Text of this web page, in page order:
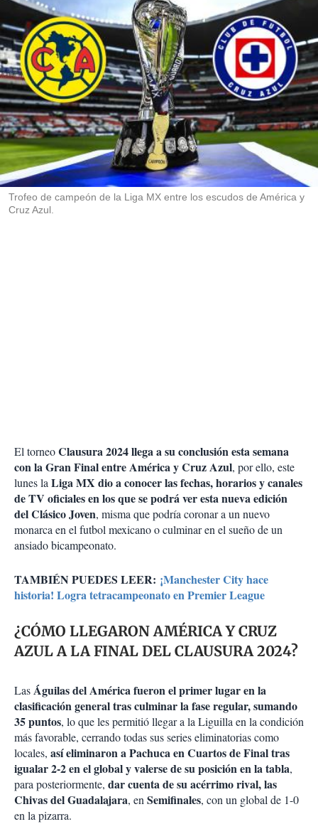
n
e
s
d
e
c
o
m
p
a
r
t
i
r
r
Trofeo de campeón de la Liga MX entre los escudos de América y
Cruz Azul.
El torneoClausura 2024 llega a su conclusión esta semana
con la Gran Final entre América y Cruz Azul, por ello, este
lunes laLiga MX dio a conocer las fechas, horarios y canales
de TV oficiales en los que se podrá ver esta nueva edición
del Clásico Joven, misma que podría coronar a un nuevo
monarca en el futbol mexicano o culminar en el sueño de un
ansiado bicampeonato.
TAMBIÉN PUEDES LEER: ¡Manchester City hace
historia! Logra tetracampeonato en Premier League
¿CÓMO LLEGARON AMÉRICA Y CRUZ
AZUL A LA FINAL DEL CLAUSURA 2024?
LasÁguilas del América fueron el primer lugar en la
clasificación general tras culminar la fase regular, sumando
35 puntos, lo que les permitió llegar a la Liguilla en la condición
más favorable, cerrando todas sus series eliminatorias como
locales, así eliminaron a Pachuca en Cuartos de Final tras
igualar 2-2 en el global y valerse de su posición en la tabla,
para posteriormente, dar cuenta de su acérrimo rival, las
Chivas del Guadalajara, enSemifinales, con un global de 1-0
en la pizarra.